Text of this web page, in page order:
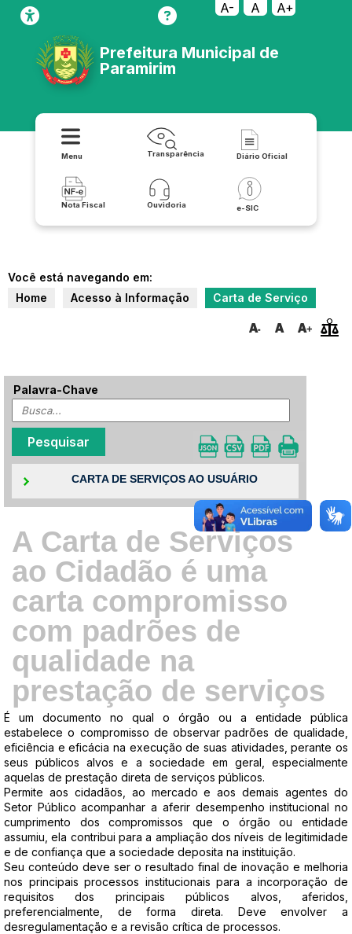
A- A A+
Prefeitura Municipal de
Paramirim
Menu Transparência Diário Oficial
Nota Fiscal Ouvidoria e-SIC
Você está navegando em:
Home
Acesso à Informação Carta de Serviço
Palavra-Chave
CARTA DE SERVIÇOS AO USUÁRIO
A Carta de Serviços
ao Cidadão é uma
carta compromisso
com padrões de
qualidade na
prestação de serviços
É um documento no qual o órgão ou a entidade pública
estabelece o compromisso de observar padrões de qualidade,
eficiência e eficácia na execução de suas atividades, perante os
seus públicos alvos e a sociedade em geral, especialmente
aquelas de prestação direta de serviços públicos.
Permite aos cidadãos, ao mercado e aos demais agentes do
Setor Público acompanhar a aferir desempenho institucional no
cumprimento dos compromissos que o órgão ou entidade
assumiu, ela contribui para a ampliação dos níveis de legitimidade
e de confiança que a sociedade deposita na instituição.
Seu conteúdo deve ser o resultado final de inovação e melhoria
nos principais processos institucionais para a incorporação de
requisitos dos principais públicos alvos, aferidos,
preferencialmente, de forma direta. Deve envolver a
desregulamentação e a revisão crítica de processos.